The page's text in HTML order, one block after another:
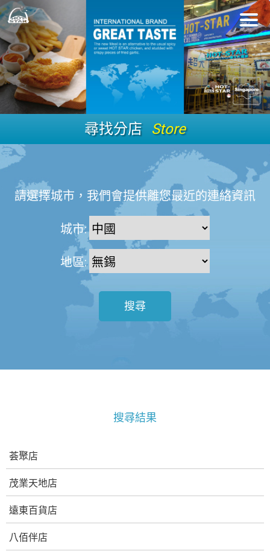
尋找分店 Store
請選擇城市，我們會提供離您最近的連絡資訊
城市:
地區:
搜尋
搜尋結果
荟聚店
茂業天地店
遠東百貨店
八佰伴店